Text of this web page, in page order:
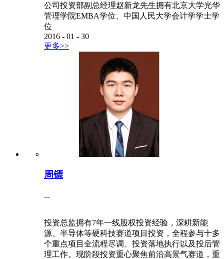
公司投资部副总经理赵新龙先生拥有北京大学光华
管理学院EMBA学位、中国人民大学会计学学士学
位
2016 - 01 - 30
更多>>
周镖
...
投资总监拥有7年一线股权投资经验，深耕新能
源、半导体等硬科技赛道项目投资，全程参与十多
个重点项目全流程尽调、投资落地执行以及投后管
理工作。现阶段投资重心聚焦前沿高景气赛道，重